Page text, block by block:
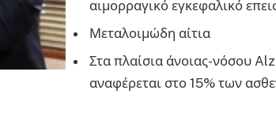
αιμορραγικό εγκεφαλικό
Μεταλοιμώδη αίτια
Στα πλαίσια άνοιας-νόσου
αναφέρεται στο 15% των